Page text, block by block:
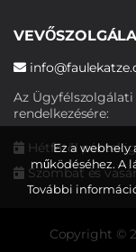
Az
rendelkezésére:
Hétfőtől
Szombat és
Copyright ©
Ez a webhely
működéséhez. A
További